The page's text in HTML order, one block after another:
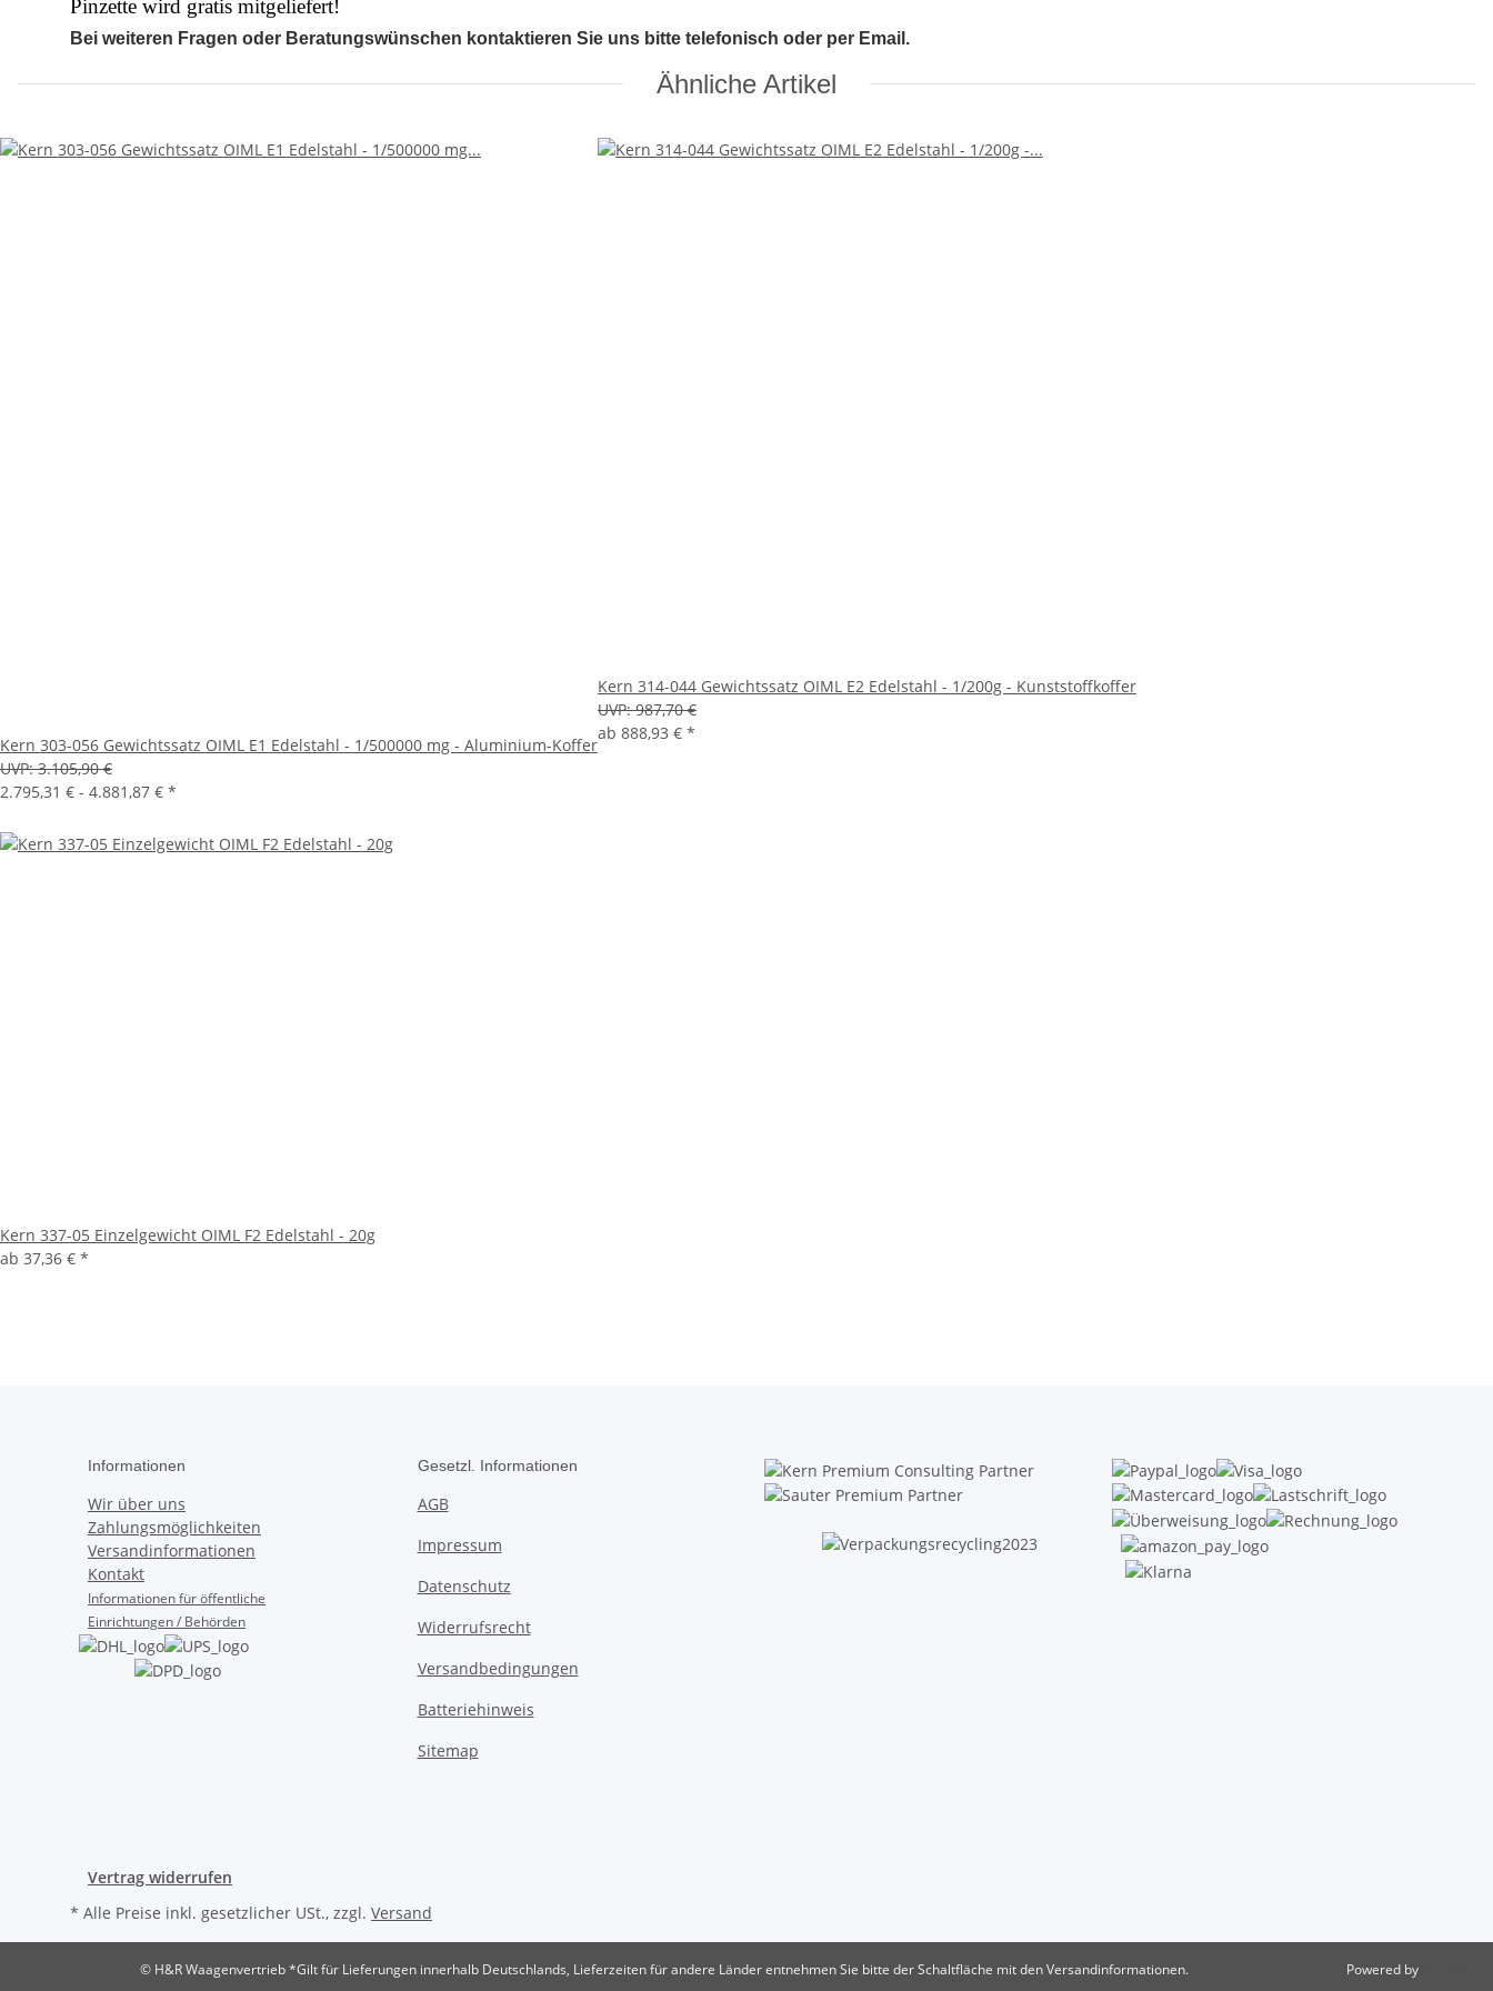
Pinzette wird gratis mitgeliefert!
Bei weiteren Fragen oder Beratungswünschen kontaktieren Sie uns bitte telefonisch oder per Email.
Ähnliche Artikel
Kern 303-056 Gewichtssatz OIML E1 Edelstahl - 1/500000 mg - Aluminium-Koffer
UVP: 3.105,90 €
2.795,31 € - 4.881,87 € *
Kern 314-044 Gewichtssatz OIML E2 Edelstahl - 1/200g - Kunststoffkoffer
UVP: 987,70 €
ab 888,93 € *
Kern 337-05 Einzelgewicht OIML F2 Edelstahl - 20g
ab 37,36 € *
Informationen
Wir über uns
Zahlungsmöglichkeiten
Versandinformationen
Kontakt
Informationen für öffentliche
Einrichtungen / Behörden
Gesetzl. Informationen
AGB
Impressum
Datenschutz
Widerrufsrecht
Versandbedingungen
Batteriehinweis
Sitemap
Vertrag widerrufen
* Alle Preise inkl. gesetzlicher USt., zzgl. Versand
© H&R Waagenvertrieb*Gilt für Lieferungen innerhalb Deutschlands, Lieferzeiten für andere Länder entnehmen Sie bitte der Schaltfläche mit den Versandinformationen. Powered by